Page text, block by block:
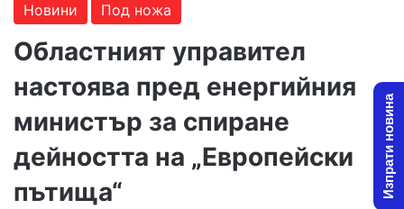
Новини
Под ножа
Областният управител
настоява пред енергийния
министър за спиране
дейността на „Европейски
пътища“
Изпрати новина